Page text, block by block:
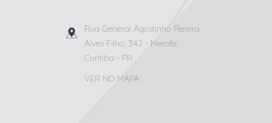
Rua General Agostinho Pereira
Alves Filho, 342 - Mercês
Curitiba - PR
VER NO MAPA